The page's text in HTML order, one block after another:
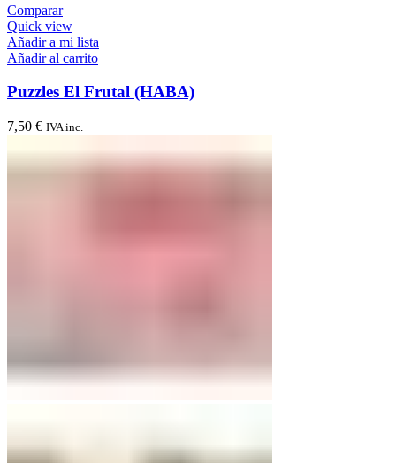
Comparar
Quick view
Añadir a mi lista
Añadir al carrito
Puzzles El Frutal (HABA)
7,50 € IVA inc.